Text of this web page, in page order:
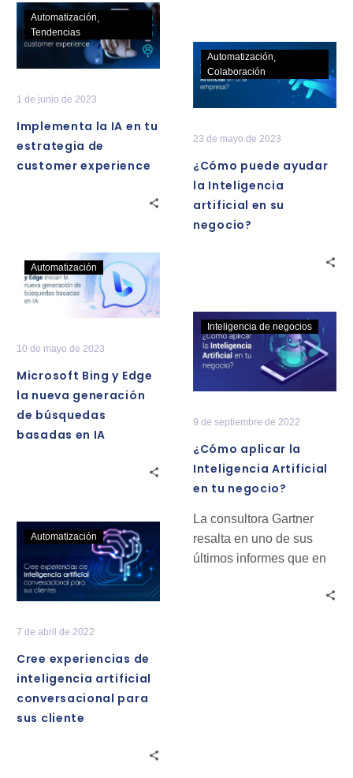
Implementa
IA
en
de
customer
experience
Automatización
Tendencias
1 de junio de 2023
Implementa la IA en tu
estrategia de
customer experience
¿Cómo
ayudar
la
en
su
negocio?
Automatización
Colaboración
23 de mayo de 2023
¿Cómo puede ayudar
la Inteligencia
artificial en su
negocio?
Microsoft
Bing
y
Edge
generación
de
búsquedas
basadas
Automatización
10 de mayo de 2023
Microsoft Bing y Edge
la nueva generación
de búsquedas
basadas en IA
¿Cómo
aplicar
la
Inteligencia
en
Inteligencia de negocios
9 de septiembre de 2022
¿Cómo aplicar la
Inteligencia Artificial
en tu negocio?
La consultora Gartner
resalta en uno de sus
últimos informes que en
Cree
experiencias
de
inteligencia
conversacional
Automatización
7 de abril de 2022
Cree experiencias de
inteligencia artificial
conversacional para
sus cliente